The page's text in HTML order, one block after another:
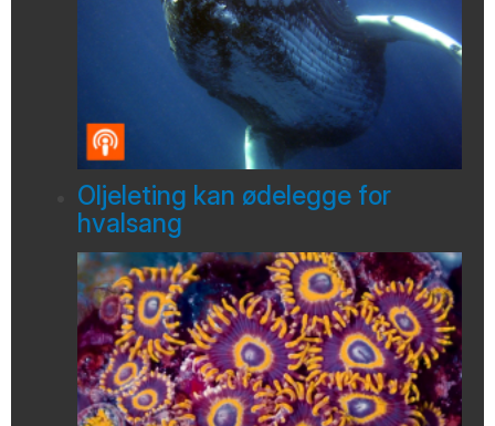
Oljeleting kan ødelegge for
hvalsang